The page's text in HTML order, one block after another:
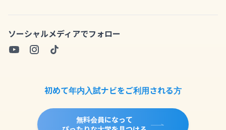
ソーシャルメディアでフォロー
初めて年内入試ナビをご利用される方
無料会員になって